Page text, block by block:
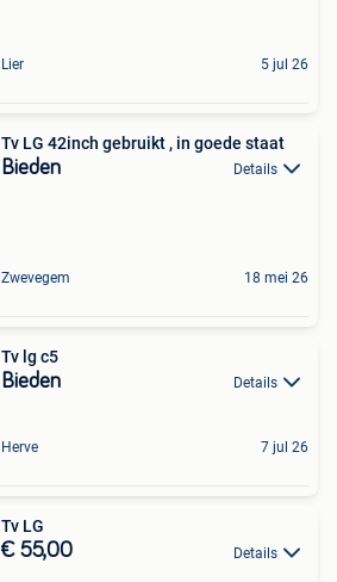
Lier 5 jul 26
Tv LG 42inch gebruikt , in goede staat
Bieden Details
Zwevegem 18 mei 26
Tv lg c5
Bieden Details
Herve 7 jul 26
Tv LG
€ 55,00 Details